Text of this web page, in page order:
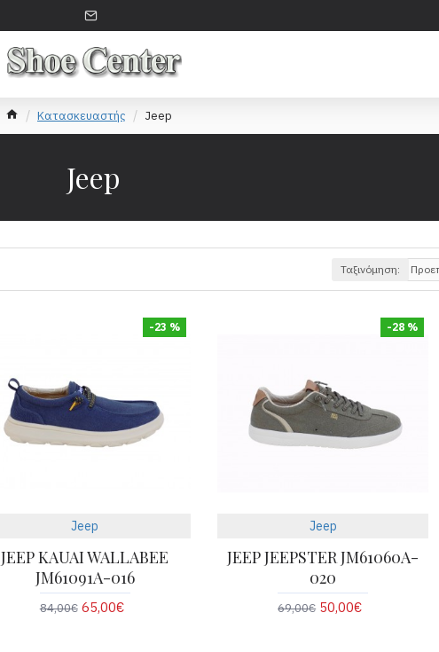
Κατασκευαστής Jeep
Jeep
Ταξινόμηση:
-23 %
Jeep
JEEP KAUAI WALLABEE
JM61091A-016
84,00€ 65,00€
-28 %
Jeep
JEEP JEEPSTER JM61060A-
020
69,00€ 50,00€